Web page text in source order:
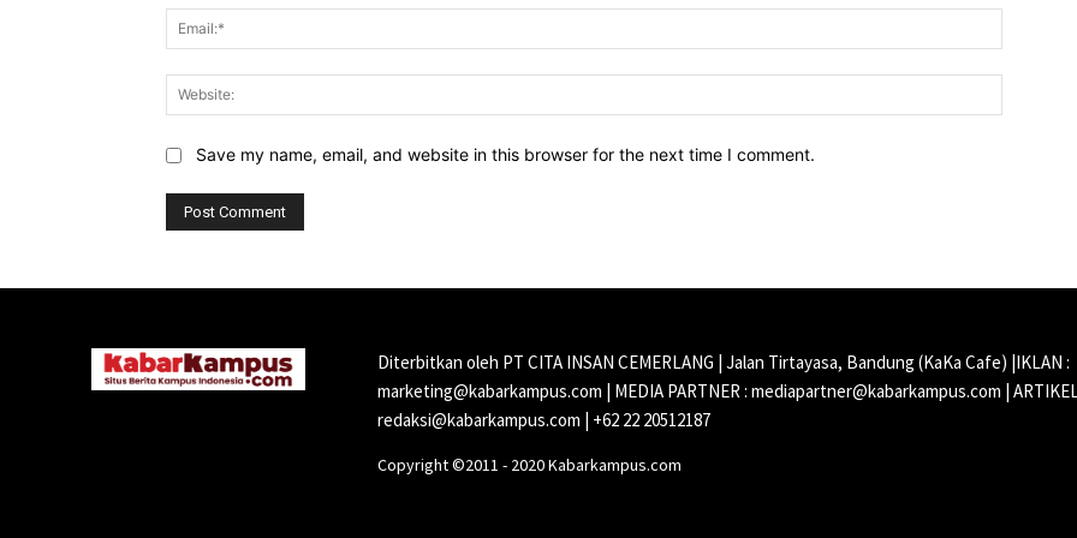
Save my name, email, and website in this browser for the next time I comment.
Diterbitkan oleh PT CITA INSAN CEMERLANG | Jalan Tirtayasa, Bandung (KaKa Cafe) |IKLAN :
marketing@kabarkampus.com | MEDIA PARTNER : mediapartner@kabarkampus.com |
redaksi@kabarkampus.com | +62 22 20512187
Copyright ©2011 - 2020 Kabarkampus.com